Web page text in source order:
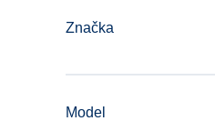
Značka
Model